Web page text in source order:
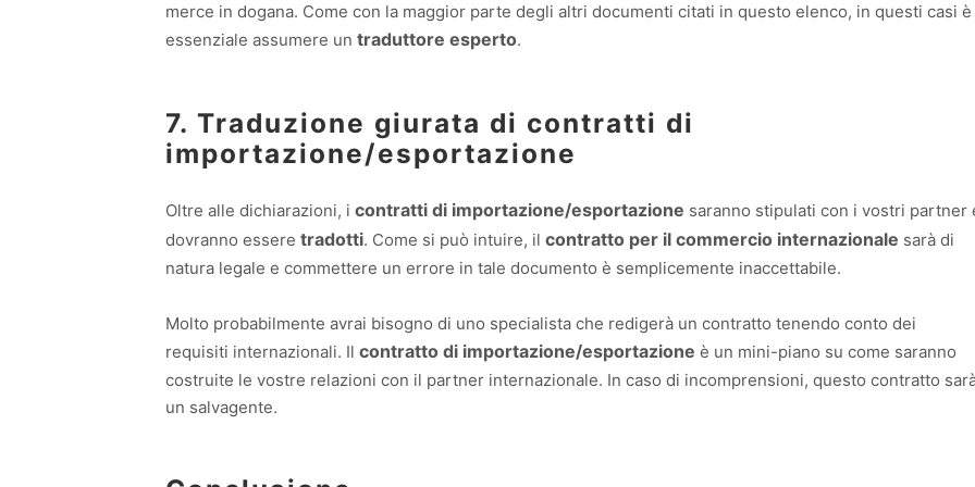
merce in dogana. Come con la maggior parte degli altri documenti citati in questo elenco, in questi casi è
essenziale assumere un traduttore esperto.
7. Traduzione giurata di contratti di
importazione/esportazione
Oltre alle dichiarazioni, i contratti di importazione/esportazione saranno stipulati con i vostri partner
dovranno essere tradotti. Come si può intuire, il contratto per il commercio internazionale sarà di
natura legale e commettere un errore in tale documento è semplicemente inaccettabile.
Molto probabilmente avrai bisogno di uno specialista che redigerà un contratto tenendo conto dei
requisiti internazionali. Il contratto di importazione/esportazione è un mini-piano su come saranno
costruite le vostre relazioni con il partner internazionale. In caso di incomprensioni, questo contratto
un salvagente.